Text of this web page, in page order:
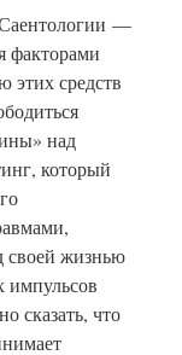
—
факторами
этих средств
над
который
своей жизнью
импульсов
сказать, что